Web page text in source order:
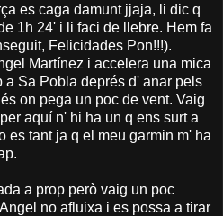
es caga damunt jjaja, li dic q
1h 24' i li faci de llebre. Hem fa
Felicidades Pon!!!).
Martínez i accelera una mica
a Sa Pobla deprés d' anar pels
on pega un poc de vent. Vaig
aquí n' hi ha un q ens surt a
es tant ja q el meu garmin m' ha
a prop però vaig un poc
no afluixa i es possa a tirar